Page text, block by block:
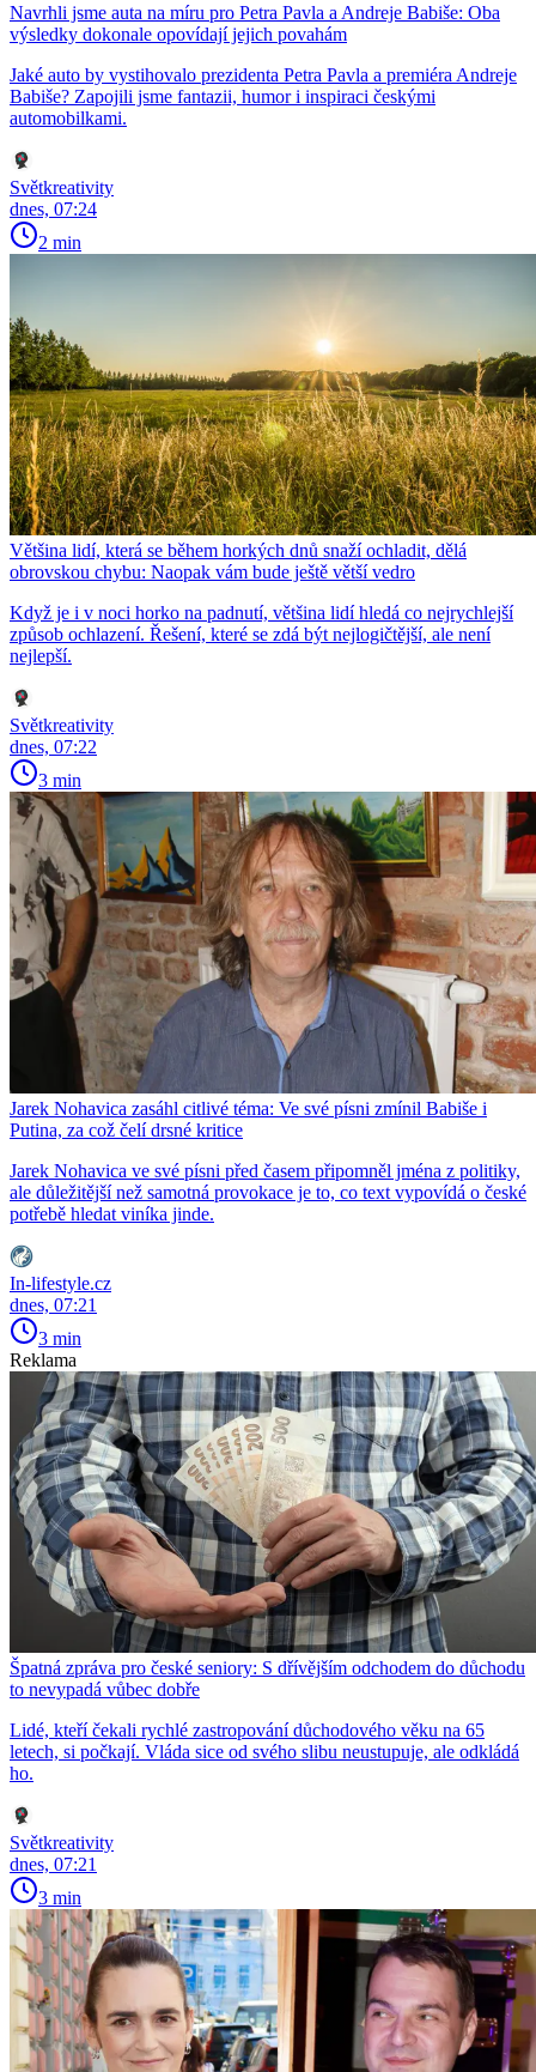
Navrhli jsme auta na míru pro Petra Pavla a Andreje Babiše: Oba
výsledky dokonale opovídají jejich povahám
Jaké auto by vystihovalo prezidenta Petra Pavla a premiéra Andreje
Babiše? Zapojili jsme fantazii, humor i inspiraci českými
automobilkami.
Světkreativity
dnes, 07:24
2 min
Většina lidí, která se během horkých dnů snaží ochladit, dělá
obrovskou chybu: Naopak vám bude ještě větší vedro
Když je i v noci horko na padnutí, většina lidí hledá co nejrychlejší
způsob ochlazení. Řešení, které se zdá být nejlogičtější, ale není
nejlepší.
Světkreativity
dnes, 07:22
3 min
Jarek Nohavica zasáhl citlivé téma: Ve své písni zmínil Babiše i
Putina, za což čelí drsné kritice
Jarek Nohavica ve své písni před časem připomněl jména z politiky,
ale důležitější než samotná provokace je to, co text vypovídá o české
potřebě hledat viníka jinde.
In-lifestyle.cz
dnes, 07:21
3 min
Reklama
Špatná zpráva pro české seniory: S dřívějším odchodem do důchodu
to nevypadá vůbec dobře
Lidé, kteří čekali rychlé zastropování důchodového věku na 65
letech, si počkají. Vláda sice od svého slibu neustupuje, ale odkládá
ho.
Světkreativity
dnes, 07:21
3 min